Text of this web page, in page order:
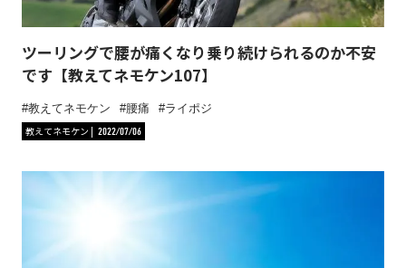
ツーリングで腰が痛くなり乗り続けられるのか不安
です【教えてネモケン107】
教えてネモケン 腰痛
ライポジ
教えてネモケン
2022/07/06